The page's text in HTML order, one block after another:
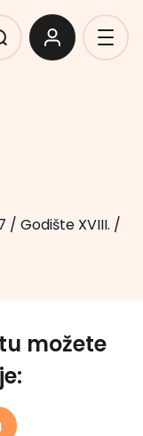
/ Godište XVIII. /
možete